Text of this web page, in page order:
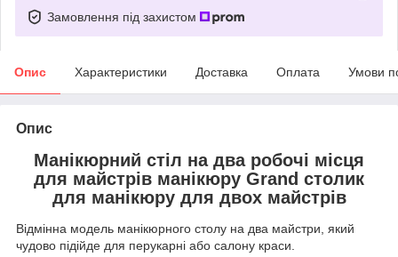
Замовлення під захистом
Опис Характеристики Доставка Оплата Умови
Опис
Манікюрний стіл на два робочі місця
для майстрів манікюру Grand столик
для манікюру для двох майстрів
Відмінна модель манікюрного столу на два майстри, який
чудово підійде для перукарні або салону краси.